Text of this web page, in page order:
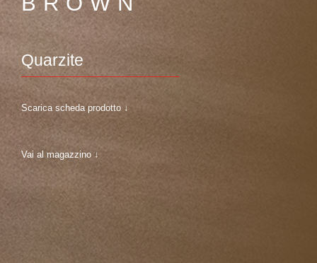
Quarzite
Scarica scheda prodotto ↓
Vai al magazzino ↓